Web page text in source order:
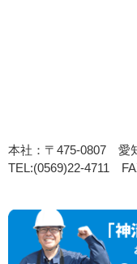
本社：〒475-0807 愛
TEL:(0569)22-4711